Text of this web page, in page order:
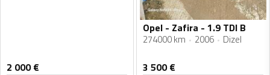
2 000€
Opel - Zafira - 1.9 TDI B
274000 km 2006 Dizel
3 500€